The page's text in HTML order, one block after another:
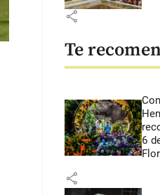
share
Te
6
share